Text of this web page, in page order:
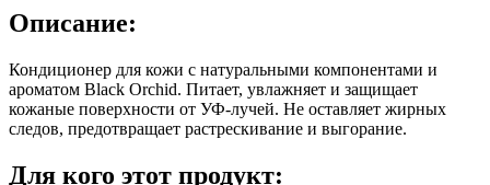
Описание:
Кондиционер для кожи с натуральными компонентами и
ароматом Black Orchid. Питает, увлажняет и защищает
кожаные поверхности от УФ-лучей. Не оставляет жирных
следов, предотвращает растрескивание и выгорание.
Для кого этот продукт: